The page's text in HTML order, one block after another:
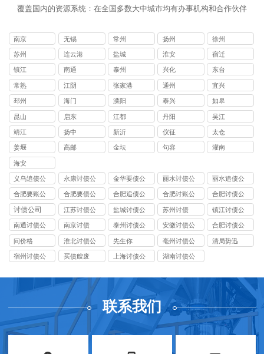
覆盖国内的资源系统：在全国多数大中城市均有办事机构和合作伙伴
南京 无锡 常州 扬州 徐州
苏州 连云港 盐城 淮安 宿迁
镇江 南通 泰州 兴化 东台
常熟 江阴 张家港 通州 宜兴
邳州 海门 溧阳 泰兴 如皋
昆山 启东 江都 丹阳 吴江
靖江 扬中 新沂 仪征 太仓
姜堰 高邮 金坛 句容 灌南
海安
义乌追债公
司
永康讨债公
司
金华要债公
司
丽水讨债公
司
丽水追债公
司
合肥要账公
司
合肥要债公
司
合肥追债公
司
合肥讨账公
司
合肥讨债公
司
讨债公司
江苏讨债公
司
盐城讨债公
司
苏州讨债
镇江讨债公
司
南通讨债公
司
南京讨债
泰州讨债公
司
安徽讨债公
司
合肥讨债公
司
问价格
淮北讨债公
司
先生你
亳州讨债公
司
清局势迅
宿州讨债公
买债艘废
上海讨债公
湖南讨债公
联系我们